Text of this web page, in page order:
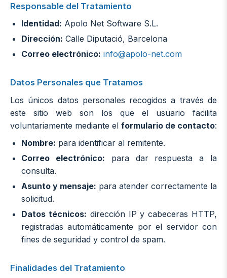
Responsable del Tratamiento
Identidad: Apolo Net Software S.L.
Dirección: Calle Diputació, Barcelona
Correo electrónico: info@apolo-net.com
Datos Personales que Tratamos
Los únicos datos personales recogidos a través de
este sitio web son los que el usuario facilita
voluntariamente mediante el formulario de contacto:
Nombre: para identificar al remitente.
Correo electrónico: para dar respuesta a la
consulta.
Asunto y mensaje: para atender correctamente la
solicitud.
Datos técnicos: dirección IP y cabeceras HTTP,
registradas automáticamente por el servidor con
fines de seguridad y control de spam.
Finalidades del Tratamiento